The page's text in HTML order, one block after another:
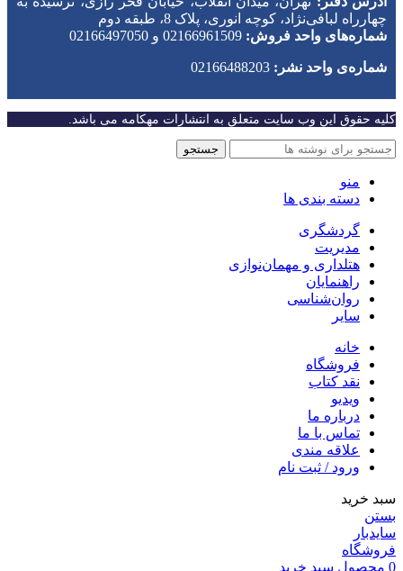
چهارراه لبافی‌نژاد، کوچه انوری، پلاک 8، طبقه دوم
شماره‌های واحد فروش: 02166961509 و 02166497050
شماره‌‌ی واحد نشر:
کلیه حقوق این وب سایت متعلق به انتشارات مهکامه می باشد.
جستجو
منو
دسته بندی ها
گردشگری
مدیریت
هتلداری و مهمان‌نوازی
راهنمایان
روان‌شناسی
سایر
خانه
فروشگاه
نقد کتاب
ویدیو
درباره‌ ما
تماس با ما
علاقه مندی
ورود / ثبت نام
سبد خرید
بستن
سایدبار
فروشگاه
0 محصول سبد خرید